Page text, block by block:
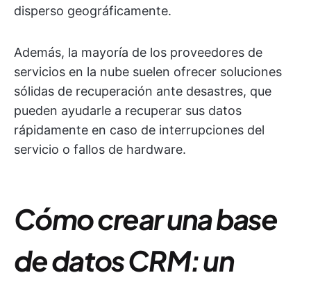
disperso geográficamente.
Además, la mayoría de los proveedores de
servicios en la nube suelen ofrecer soluciones
sólidas de recuperación ante desastres, que
pueden ayudarle a recuperar sus datos
rápidamente en caso de interrupciones del
servicio o fallos de hardware.
Cómo crear una base
de datos CRM: un